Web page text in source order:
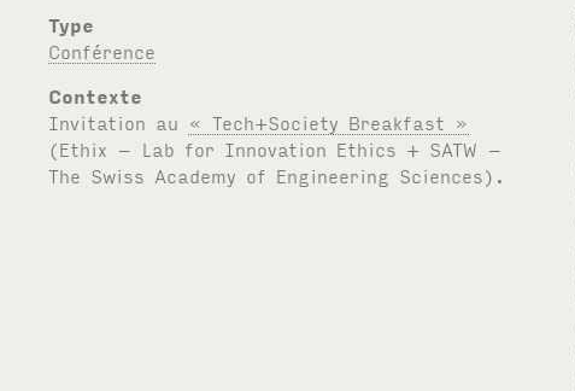
Type
Conférence
Contexte
Invitation au « Tech+Society Breakfast »
(Ethix – Lab for Innovation Ethics + SATW –
The Swiss Academy of Engineering Sciences).